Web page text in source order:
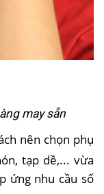
may sẵn
nên chọn phụ
tạp dề,... vừa
ứng nhu cầu số